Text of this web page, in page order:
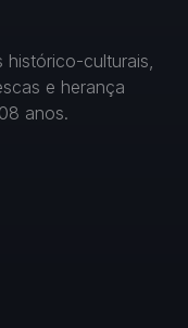
histórico-culturais,
e herança
anos.